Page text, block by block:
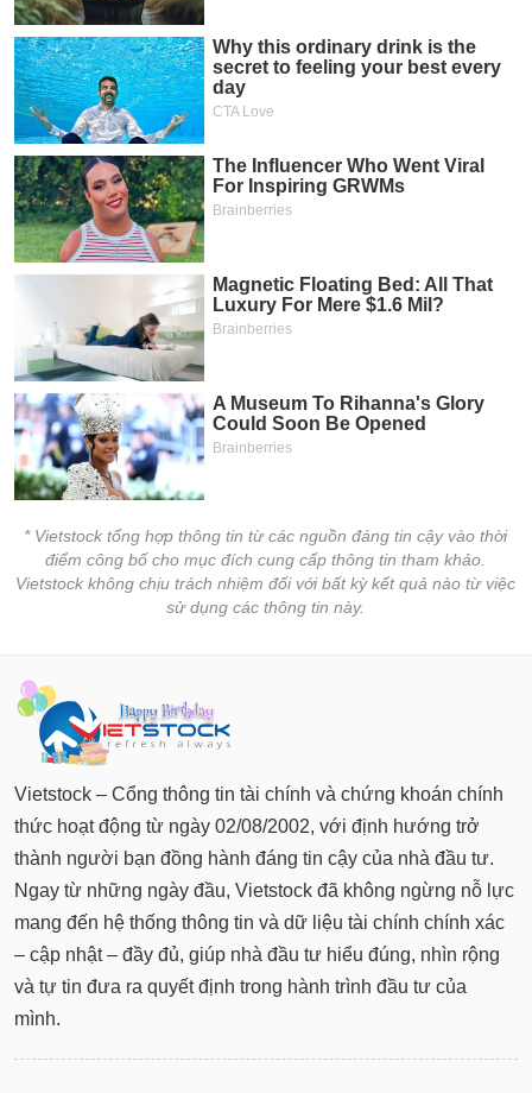
* Vietstock tổng hợp thông tin từ các nguồn đáng tin cậy vào thời
điểm công bố cho mục đích cung cấp thông tin tham khảo.
Vietstock không chịu trách nhiệm đối với bất kỳ kết quả nào từ việc
sử dụng các thông tin này.
Vietstock – Cổng thông tin tài chính và chứng khoán chính
thức hoạt động từ ngày 02/08/2002, với định hướng trở
thành người bạn đồng hành đáng tin cậy của nhà đầu tư.
Ngay từ những ngày đầu, Vietstock đã không ngừng nỗ lực
mang đến hệ thống thông tin và dữ liệu tài chính chính xác
– cập nhật – đầy đủ, giúp nhà đầu tư hiểu đúng, nhìn rộng
và tự tin đưa ra quyết định trong hành trình đầu tư của
mình.